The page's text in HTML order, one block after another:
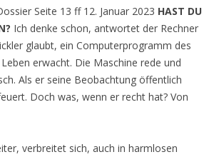
Seite 13 ff 12. Januar 2023 HAST DU
Ich denke schon, antwortet der Rechner
glaubt, ein Computerprogramm des
erwacht. Die Maschine rede und
Als er seine Beobachtung öffentlich
Doch was, wenn er recht hat? Von
verbreitet sich, auch in harmlosen